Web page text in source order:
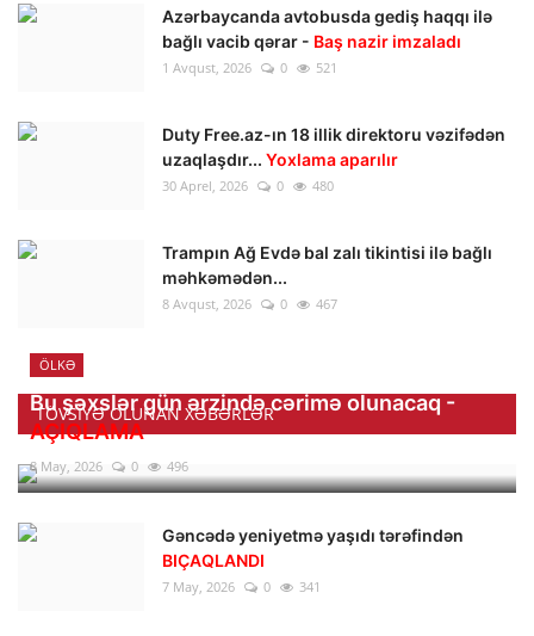
Azərbaycanda avtobusda gediş haqqı ilə
bağlı vacib qərar - Baş nazir imzaladı
1 Avqust, 2026 0 521
Duty Free.az-ın 18 illik direktoru vəzifədən
uzaqlaşdır... Yoxlama aparılır
30 Aprel, 2026 0 480
Trampın Ağ Evdə bal zalı tikintisi ilə bağlı
məhkəmədən...
8 Avqust, 2026 0 467
TÖVSIYƏ OLUNAN XƏBƏRLƏR
ÖLKƏ
Bu şəxslər gün ərzində cərimə olunacaq -
AÇIQLAMA
8 May, 2026 0 496
Gəncədə yeniyetmə yaşıdı tərəfindən
BIÇAQLANDI
7 May, 2026 0 341